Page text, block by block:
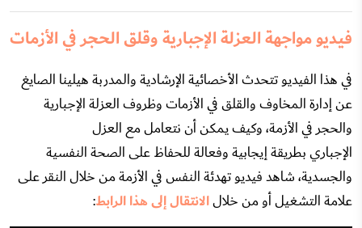
فيديو مواجهة العزلة الإجبارية وقلق الحجر في الأزمات
في هذا الفيديو تتحدث الأخصائية الإرشادية والمدربة هيلينا الصايغ
عن إدارة المخاوف والقلق في الأزمات وظروف العزلة الإجبارية
والحجر في الأزمة، وكيف يمكن أن نتعامل مع العزل
الإجباري بطريقة إيجابية وفعالة للحفاظ على الصحة النفسية
والجسدية، شاهد فيديو تهدئة النفس في الأزمة من خلال النقر على
علامة التشغيل أو من خلالالانتقال إلى هذا الرابط: